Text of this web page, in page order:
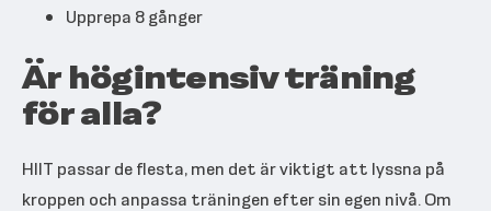
Upprepa 8 gånger
Är högintensiv träning
för alla?
HIIT passar de flesta, men det är viktigt att lyssna på
kroppen och anpassa träningen efter sin egen nivå. Om